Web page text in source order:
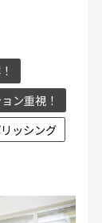
ン重視！
ッシング